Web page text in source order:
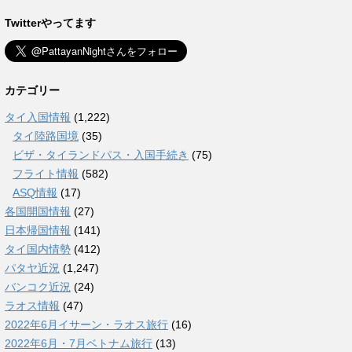
Twitterやってます
カテゴリー
タイ入国情報 (1,222)
タイ陸路国境 (35)
ビザ・タイランドパス・入国手続き (75)
フライト情報 (582)
ASQ情報 (17)
各国開国情報 (27)
日本帰国情報 (141)
タイ国内情勢 (412)
パタヤ近況 (1,247)
バンコク近況 (24)
ラオス情報 (47)
2022年6月イサーン・ラオス旅行 (16)
2022年6月・7月ベトナム旅行 (13)